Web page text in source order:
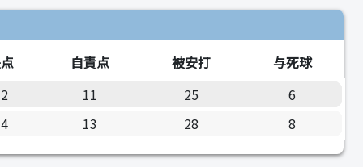
自責点 被安打
与死球
11 25
6
13 28 8